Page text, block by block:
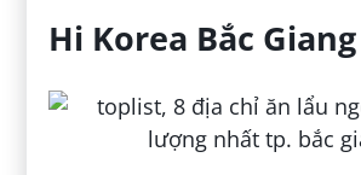
Hi Korea Bắc Giang